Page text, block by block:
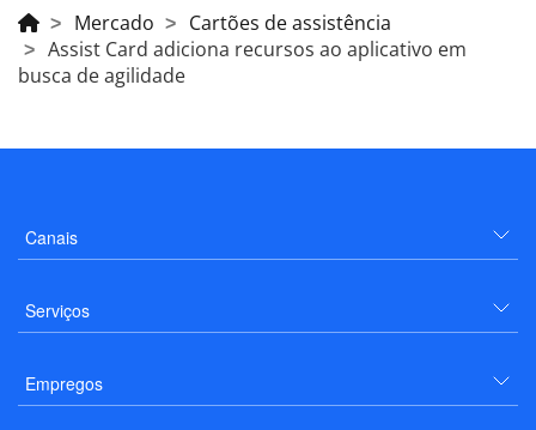
Mercado
Cartões de assistência
Assist Card adiciona recursos ao aplicativo em
busca de agilidade
Canais
Serviços
Empregos